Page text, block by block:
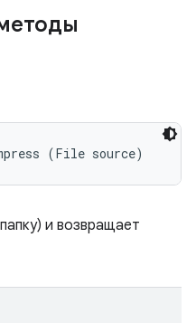
(File source)
и возвращает